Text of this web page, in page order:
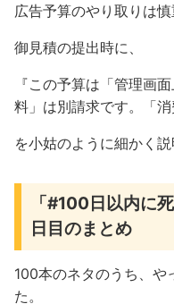
広告予算のやり取りは慎
御見積の提出時に、
『この予算は「管理画
料」は別請求です。「消
を小姑のように細かく説
「#100日以内に
日目のまとめ
100本のネタのうち、や
た。